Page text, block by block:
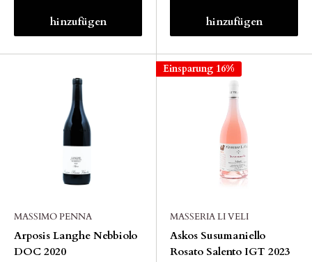
hinzufügen hinzufügen
MASSIMO PENNA
Arposis Langhe Nebbiolo
DOC 2020
Einsparung 16%
MASSERIA LI VELI
Askos Susumaniello
Rosato Salento IGT 2023